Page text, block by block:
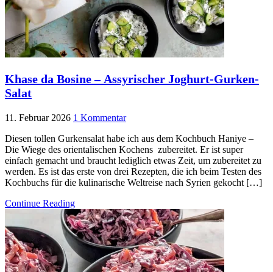
Khase da Bosine – Assyrischer Joghurt-Gurken-
Salat
11. Februar 2026 1 Kommentar
Diesen tollen Gurkensalat habe ich aus dem Kochbuch Haniye –
Die Wiege des orientalischen Kochens zubereitet. Er ist super
einfach gemacht und braucht lediglich etwas Zeit, um zubereitet zu
werden. Es ist das erste von drei Rezepten, die ich beim Testen des
Kochbuchs für die kulinarische Weltreise nach Syrien gekocht […]
Continue Reading